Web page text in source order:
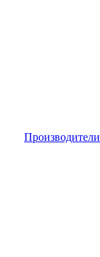
Производители